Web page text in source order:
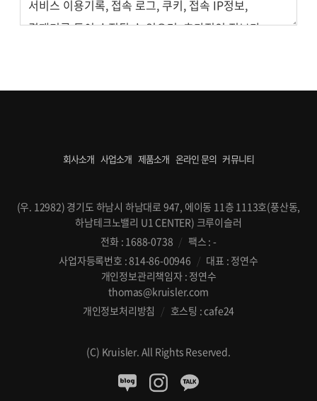
회사소개 사업소개 제품소개 온라인 문의 커뮤니티
(우. 12982) 경기도 하남시 하남대로 947, 에이동 11층 1113호(풍산동,
하남테크노밸리 U1 CENTER) 크루이슬러
전화 : 1688-0738 / 팩스 : -
사업자등록번호 : 814-86-00946 / 대표 : 정연수
개인정보관리책임자 : 정연수
thomas@kruisler.com
개인정보처리방침 / 호스팅 : cafe24
(C) Kruisler. All Rights Reserved.